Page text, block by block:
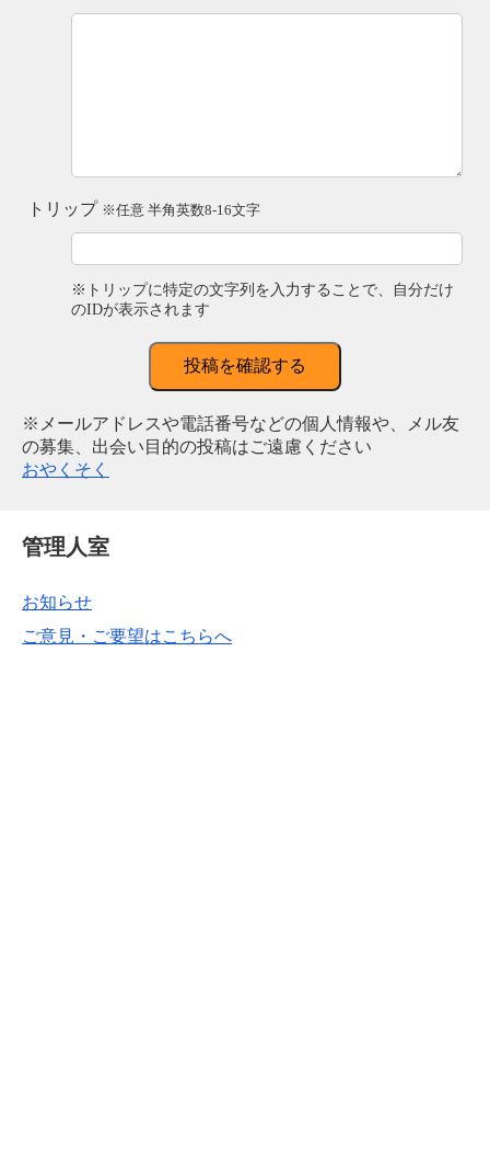
トリップ ※任意 半角英数8-16文字
※トリップに特定の文字列を入力することで、自分だけ
のIDが表示されます
投稿を確認する
※メールアドレスや電話番号などの個人情報や、メル友
の募集、出会い目的の投稿はご遠慮ください
おやくそく
管理人室
お知らせ
ご意見・ご要望はこちらへ